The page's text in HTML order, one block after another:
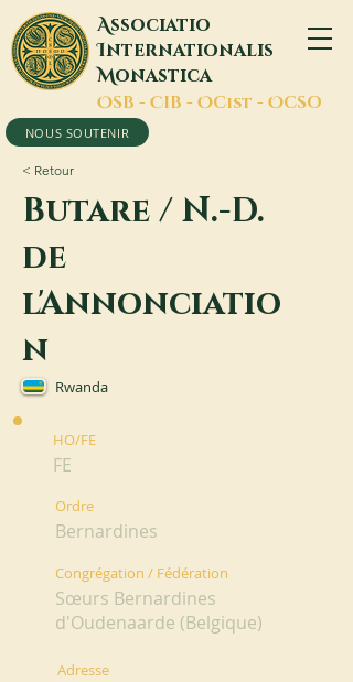
Associatio
Internationalis
Monastica
OSB - CIB - OCist - OCSO
NOUS SOUTENIR
< Retour
Butare / N.-D.
de
l'Annonciatio
n
Rwanda
HO/FE
FE
Ordre
Bernardines
Congrégation / Fédération
Sœurs Bernardines
d'Oudenaarde (Belgique)
Adresse